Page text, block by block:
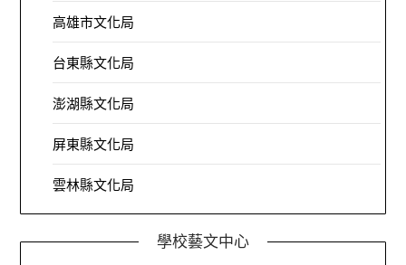
高雄市文化局
台東縣文化局
澎湖縣文化局
屏東縣文化局
雲林縣文化局
學校藝文中心